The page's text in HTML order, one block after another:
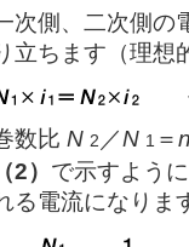
次側、二次側の
立ちます（理想
数比 N 2 ／N 1 ＝
（2） で示すよう
る電流になりま